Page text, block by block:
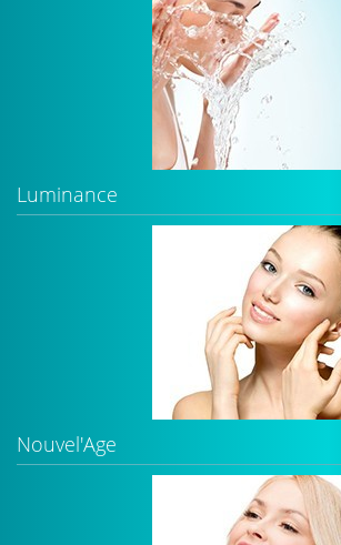
Luminance
Nouvel'Age